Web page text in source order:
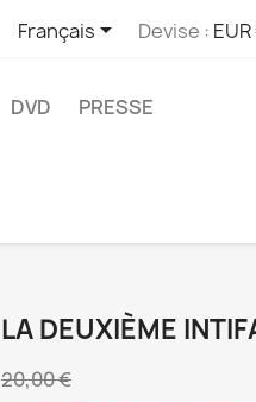
Français Devise :
DVD PRESSE
LA DEUXIÈME
20,00 €